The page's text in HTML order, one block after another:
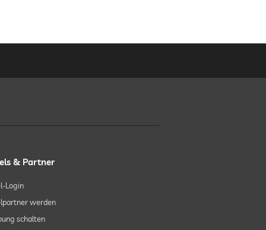
& Partner
Login
werden
schalten